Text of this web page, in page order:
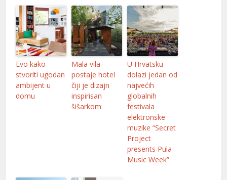
Evo kako
stvoriti ugodan
ambijent u
domu
Mala vila
postaje hotel
čiji je dizajn
inspirisan
šišarkom
U Hrvatsku
dolazi jedan od
najvećih
globalnih
festivala
elektronske
muzike “Secret
Project
presents Pula
Music Week”